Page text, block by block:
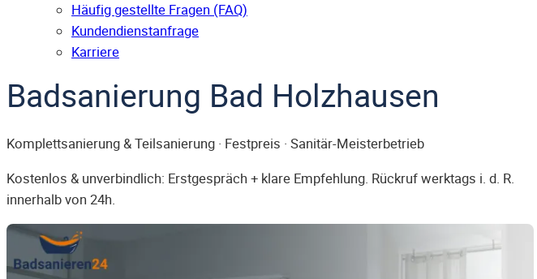
Häufig gestellte Fragen (FAQ)
Kunden­dienst­anfrage
Karriere
Badsanierung Bad Holzhausen
Komplettsanierung & Teilsanierung · Festpreis · Sanitär-Meisterbetrieb
Kostenlos & unverbindlich: Erstgespräch + klare Empfehlung. Rückruf werktags i. d. R.
innerhalb von 24h.